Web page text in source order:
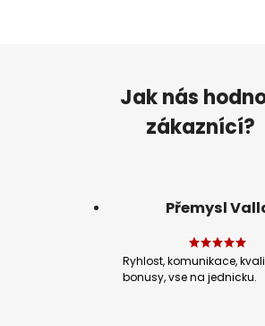
Jak nás
zákaznící?
Přemysl
Ryhlost, komunikace,
bonusy, vse na jednicku.